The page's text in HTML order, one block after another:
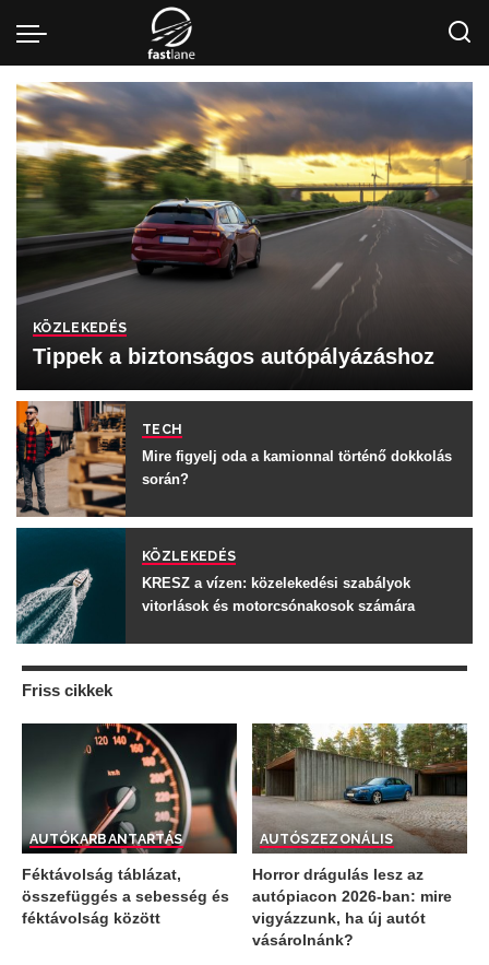
KÖZLEKEDÉS
Tippek a biztonságos autópályázáshoz
TECH
Mire figyelj oda a kamionnal történő dokkolás
során?
KÖZLEKEDÉS
KRESZ a vízen: közelekedési szabályok
vitorlások és motorcsónakosok számára
Friss cikkek
AUTÓKARBANTARTÁS
Féktávolság táblázat,
összefüggés a sebesség és
féktávolság között
AUTÓSZEZONÁLIS
Horror drágulás lesz az
autópiacon 2026-ban: mire
vigyázzunk, ha új autót
vásárolnánk?